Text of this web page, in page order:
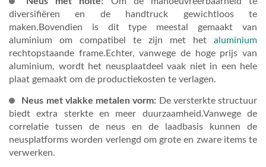
diversifiëren en de handtruck gewichtloos te
maken.Bovendien is dit type meestal gemaakt van
aluminium om compatibel te zijn met het aluminium
rechtopstaande frame.Echter, vanwege de hoge prijs van
aluminium, wordt het neusplaatdeel vaak niet in een hele
plaat gemaakt om de productiekosten te verlagen.
Neus met vlakke metalen vorm: De versterkte structuur
biedt extra sterkte en meer duurzaamheid.Vanwege de
correlatie tussen de neus en de laadbasis kunnen de
neusplatforms worden verlengd om grote en zware items te
verwerken.